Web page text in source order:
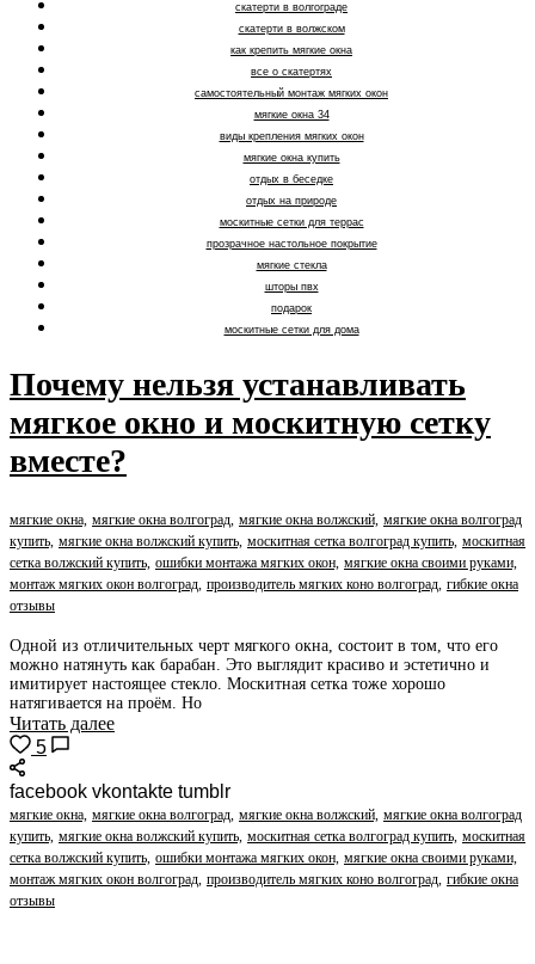
скатерти в волгограде
скатерти в волжском
как крепить мягкие окна
все о скатертях
самостоятельный монтаж мягких окон
мягкие окна 34
виды крепления мягких окон
мягкие окна купить
отдых в беседке
отдых на природе
москитные сетки для террас
прозрачное настольное покрытие
мягкие стекла
шторы пвх
подарок
москитные сетки для дома
Почему нельзя устанавливать
мягкое окно и москитную сетку
вместе?
мягкие окна, мягкие окна волгоград, мягкие окна волжский, мягкие окна волгоград
купить, мягкие окна волжский купить, москитная сетка волгоград купить, москитная
сетка волжский купить, ошибки монтажа мягких окон, мягкие окна своими руками,
монтаж мягких окон волгоград, производитель мягких коно волгоград, гибкие окна
отзывы
Одной из отличительных черт мягкого окна, состоит в том, что его
можно натянуть как барабан. Это выглядит красиво и эстетично и
имитирует настоящее стекло. Москитная сетка тоже хорошо
натягивается на проём. Но
Читать далее
5
facebook vkontakte tumblr
мягкие окна, мягкие окна волгоград, мягкие окна волжский, мягкие окна волгоград
купить, мягкие окна волжский купить, москитная сетка волгоград купить, москитная
сетка волжский купить, ошибки монтажа мягких окон, мягкие окна своими руками,
монтаж мягких окон волгоград, производитель мягких коно волгоград, гибкие окна
отзывы